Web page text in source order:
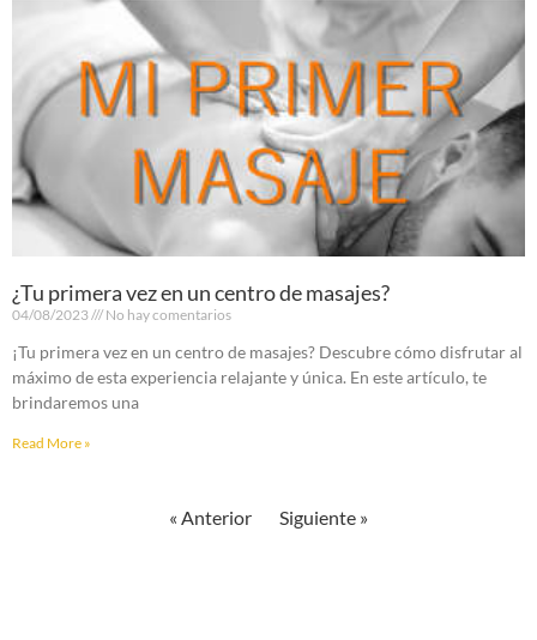
¿Tu primera vez en un centro de masajes?
04/08/2023 No hay comentarios
¡Tu primera vez en un centro de masajes? Descubre cómo disfrutar al
máximo de esta experiencia relajante y única. En este artículo, te
brindaremos una
Read More »
« Anterior Siguiente »